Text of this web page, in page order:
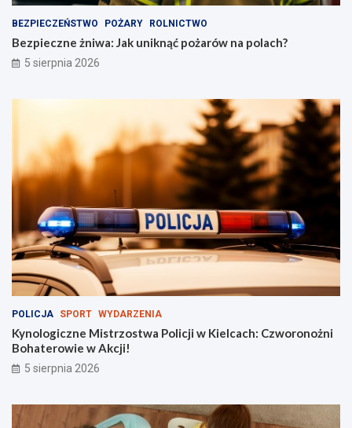
c
z
n
y
p
g
n
ą
ł
u
m
h
?BEZPIECZEŃSTWO POŻARY ROLNICTWO
Bezpieczne żniwa: Jak uniknąć pożarów na polach?
5 sierpnia 2026
POLICJA SPORT WYDARZENIA
Kynologiczne Mistrzostwa Policji w Kielcach: Czworonożni
Bohaterowie w Akcji!
5 sierpnia 2026